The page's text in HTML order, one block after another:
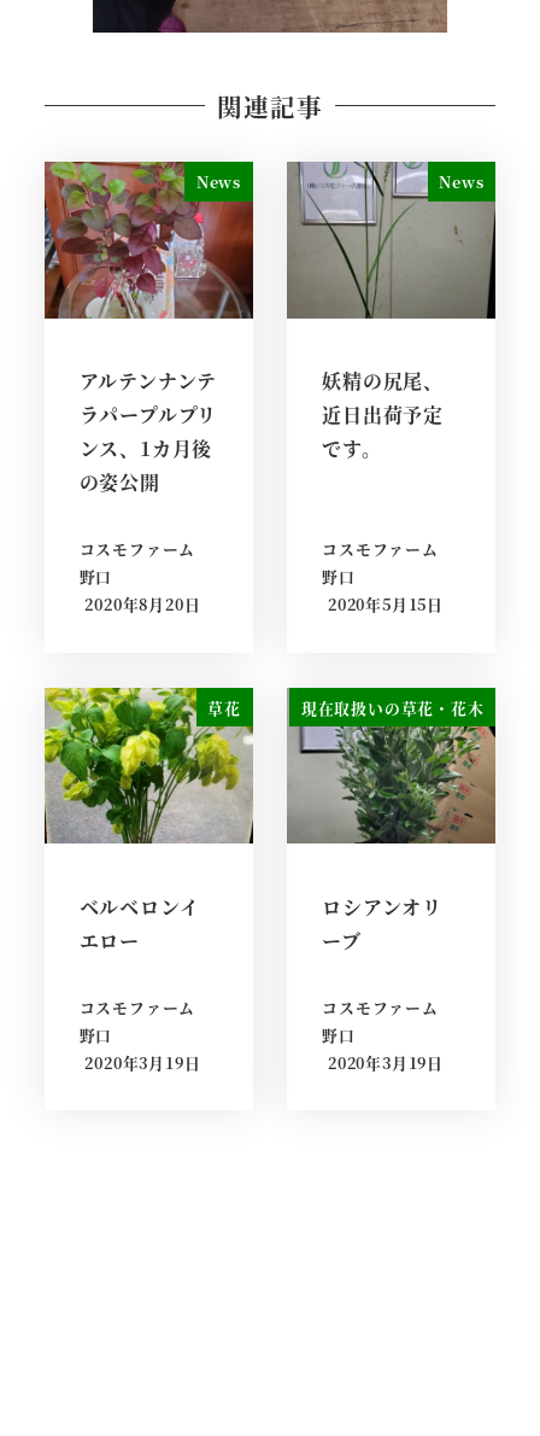
関連記事
News
アルテンナンテ
ラパープルプリ
ンス、1カ月後
の姿公開
コスモファーム
野口
2020年8月20日
News
妖精の尻尾、
近日出荷予定
です。
コスモファーム
野口
2020年5月15日
草花
ベルベロンイ
エロー
コスモファーム
野口
2020年3月19日
現在取扱いの草花・花木
ロシアンオリ
ーブ
コスモファーム
野口
2020年3月19日